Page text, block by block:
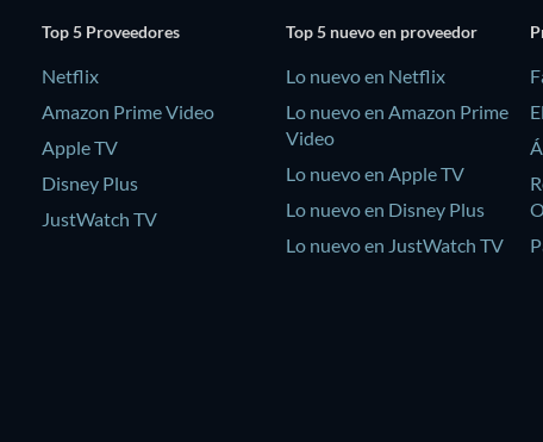
Top 5 Proveedores
Netflix
Amazon Prime Video
Apple TV
Disney Plus
JustWatch TV
Top 5 nuevo en proveedor
Lo nuevo en Netflix
Lo nuevo en Amazon Prime
Video
Lo nuevo en Apple TV
Lo nuevo en Disney Plus
Lo nuevo en JustWatch TV